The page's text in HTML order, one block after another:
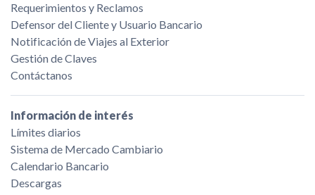
Requerimientos y Reclamos
Defensor del Cliente y Usuario Bancario
Notificación de Viajes al Exterior
Gestión de Claves
Contáctanos
Información de interés
Límites diarios
Sistema de Mercado Cambiario
Calendario Bancario
Descargas